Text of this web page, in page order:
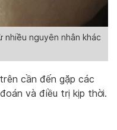
nguyên nhân khác
cần đến gặp các
và điều trị kịp thời.